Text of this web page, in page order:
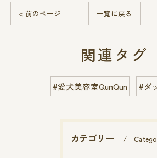
< 前のページ 一覧に戻る
関連タグ
#愛犬美容室QunQun #ダ
カテゴリー